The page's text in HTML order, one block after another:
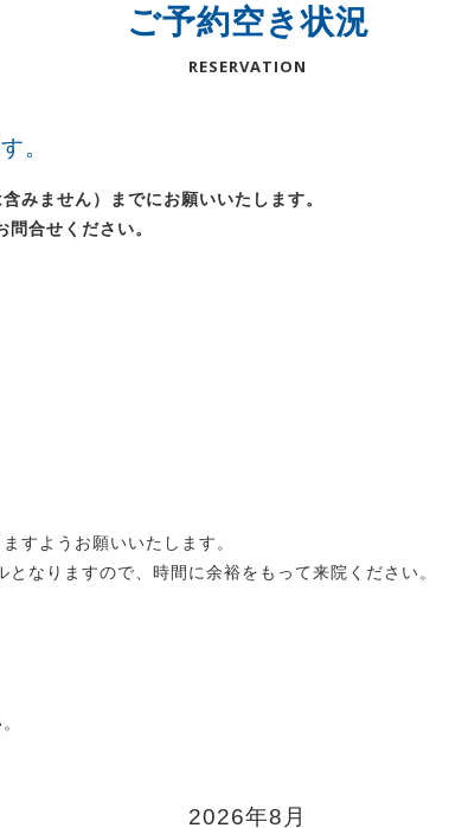
ご予約空き状況
RESERVATION
。
みません）までにお願いいたします。
合せください。
すようお願いいたします。
なりますので、時間に余裕をもって来院ください。
2026年8月